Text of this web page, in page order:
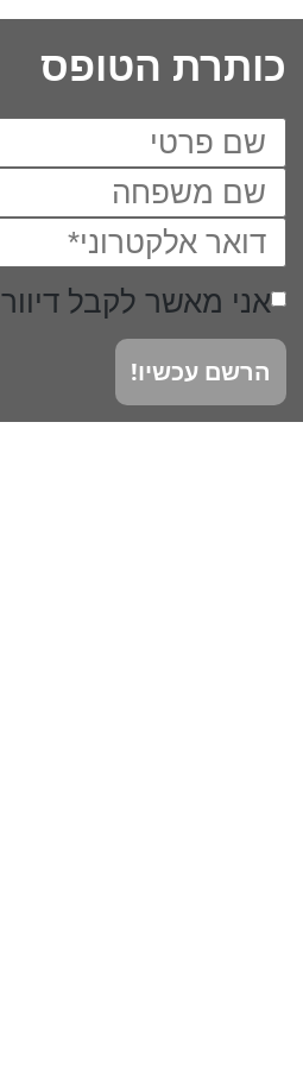
כותרת הטופס
אני מאשר לקבל דיוור
הרשם עכשיו!